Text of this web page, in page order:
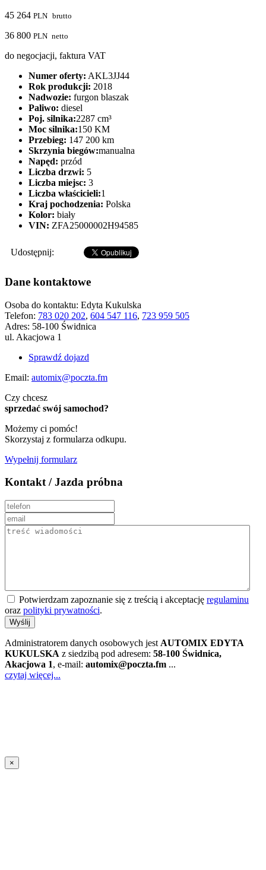
45 264 PLN brutto
36 800 PLN netto
do negocjacji, faktura VAT
Numer oferty: AKL3JJ44
Rok produkcji: 2018
Nadwozie: furgon blaszak
Paliwo: diesel
Poj. silnika:2287 cm³
Moc silnika:150 KM
Przebieg: 147 200 km
Skrzynia biegów:manualna
Napęd: przód
Liczba drzwi: 5
Liczba miejsc: 3
Liczba właścicieli:1
Kraj pochodzenia: Polska
Kolor: biały
VIN: ZFA25000002H94585
Udostępnij:
Dane kontaktowe
Osoba do kontaktu: Edyta Kukulska
Telefon: 783 020 202, 604 547 116, 723 959 505
Adres: 58-100 Świdnica
ul. Akacjowa 1
Sprawdź dojazd
Email: automix@poczta.fm
Czy chcesz
sprzedać swój samochod?
Możemy ci pomóc!
Skorzystaj z formularza odkupu.
Wypełnij formularz
Kontakt / Jazda próbna
Potwierdzam zapoznanie się z treścią i akceptację regulaminu
oraz polityki prywatności.
Wyślij
Administratorem danych osobowych jest AUTOMIX EDYTA
KUKULSKA z siedzibą pod adresem: 58-100 Świdnica,
Akacjowa 1, e-mail: automix@poczta.fm ...
czytaj więcej...
×